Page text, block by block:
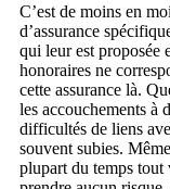
C’est de moins en
d’assurance
qui leur est proposée
honoraires ne
cette assurance là.
les accouchements à
difficultés de liens
souvent subies.
plupart du temps tout